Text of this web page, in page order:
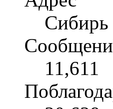
Сибирь
11,611